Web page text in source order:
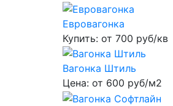
Евровагонка
Купить: от 700 руб/кв
Вагонка Штиль
Цена: от 600 руб/м2